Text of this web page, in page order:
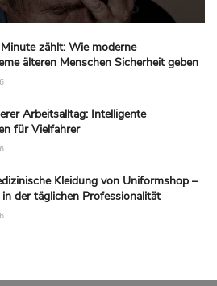
zählt: Wie moderne
älteren Menschen Sicherheit geben
Arbeitsalltag: Intelligente
für Vielfahrer
Kleidung von Uniformshop –
der täglichen Professionalität